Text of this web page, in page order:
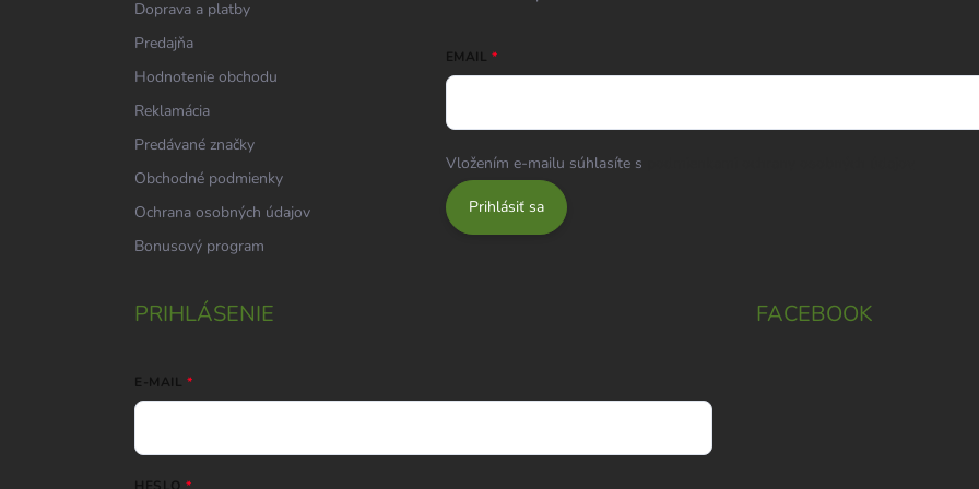
Doprava a platby
Predajňa
Hodnotenie obchodu
Reklamácia
Predávané značky
Obchodné podmienky
Ochrana osobných údajov
Bonusový program
EMAIL
Vložením e-mailu súhlasíte s
Prihlásiť sa
PRIHLÁSENIE
E-MAIL
FACEBOOK